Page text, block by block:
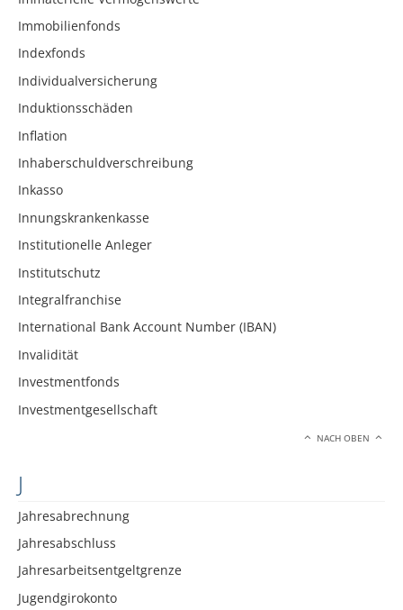
Immobilienfonds
Indexfonds
Individualversicherung
Induktionsschäden
Inflation
Inhaberschuldverschreibung
Inkasso
Innungskrankenkasse
Institutionelle Anleger
Institutschutz
Integralfranchise
International Bank Account Number (IBAN)
Invalidität
Investmentfonds
Investmentgesellschaft
NACH OBEN
J
Jahresabrechnung
Jahresabschluss
Jahresarbeitsentgeltgrenze
Jugendgirokonto